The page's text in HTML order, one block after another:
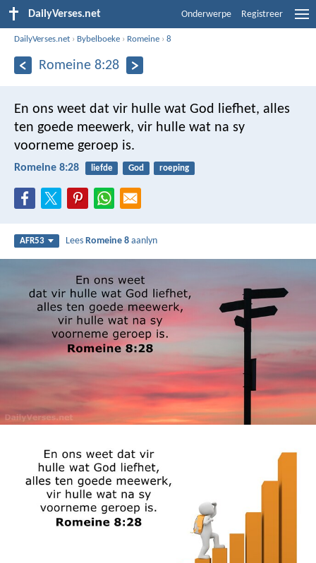
DailyVerses.net Onderwerpe Registreer
DailyVerses.net › Bybelboeke › Romeine ›8
Romeine 8:28
En ons weet dat vir hulle wat God liefhet, alles
ten goede meewerk, vir hulle wat na sy
voorneme geroep is.
Romeine 8:28 liefde God roeping
AFR53 LeesRomeine 8 aanlyn